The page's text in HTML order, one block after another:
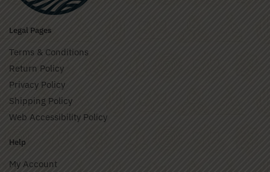
Legal Pages
Terms & Conditions
Return Policy
Privacy Policy
Shipping Policy
Web Accessibility Policy
Help
My Account